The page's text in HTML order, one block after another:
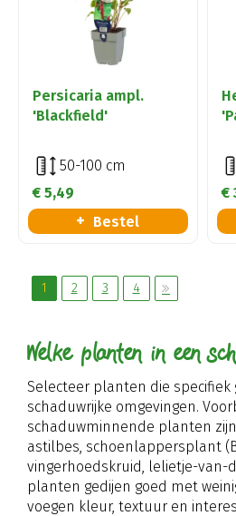
Persicaria ampl.
'Blackfield'
50-100 cm
€ 5,49
Bestel
€
1 2 3 4
Welke planten in een
Selecteer planten die specifiek
schaduwrijke omgevingen.
schaduwminnende planten
astilbes, schoenlappersplant
vingerhoedskruid, lelietje-van-
planten gedijen goed met
voegen kleur, textuur en